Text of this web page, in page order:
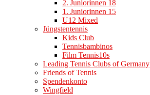
2. Juniorinnen 18
1. Juniorinnen 15
U12 Mixed
Jüngstentennis
Kids Club
Tennisbambinos
Film Tennis10s
Leading Tennis Clubs of Germany
Friends of Tennis
Spendenkonto
Wingfield